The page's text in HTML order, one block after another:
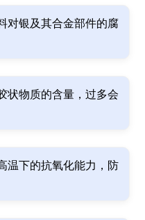
对银及其合金部件的腐
状物质的含量，过多会
温下的抗氧化能力，防